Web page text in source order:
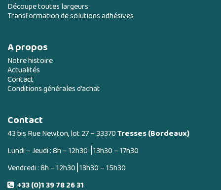
Découpe toutes largeurs
Transformation de solutions adhésives
A propos
Notre histoire
Actualités
Contact
Conditions générales d’achat
Contact
43 bis Rue Newton, lot 27 – 33370Tresses (Bordeaux)
Lundi – Jeudi : 8h – 12h30 ⎮13h30 – 17h30
Vendredi : 8h – 12h30⎮13h30 – 15h30
+33 (0)1 39 78 26 31